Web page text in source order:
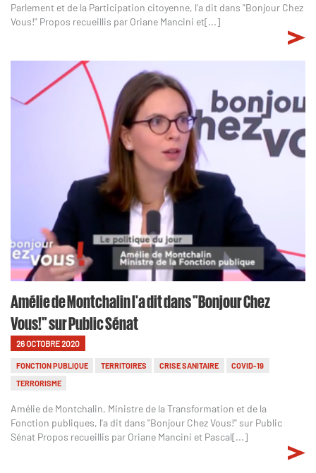
Parlement et de la Participation citoyenne, l'a dit dans "Bonjour Chez
Vous!" Propos recueillis par Oriane Mancini et[...]
Amélie de Montchalin l'a dit dans "Bonjour Chez
Vous!" sur Public Sénat
26 OCTOBRE 2020
FONCTION PUBLIQUE TERRITOIRES CRISE SANITAIRE
COVID-19
TERRORISME
Amélie de Montchalin, Ministre de la Transformation et de la
Fonction publiques, l'a dit dans "Bonjour Chez Vous!" sur Public
Sénat Propos recueillis par Oriane Mancini et Pascal[...]